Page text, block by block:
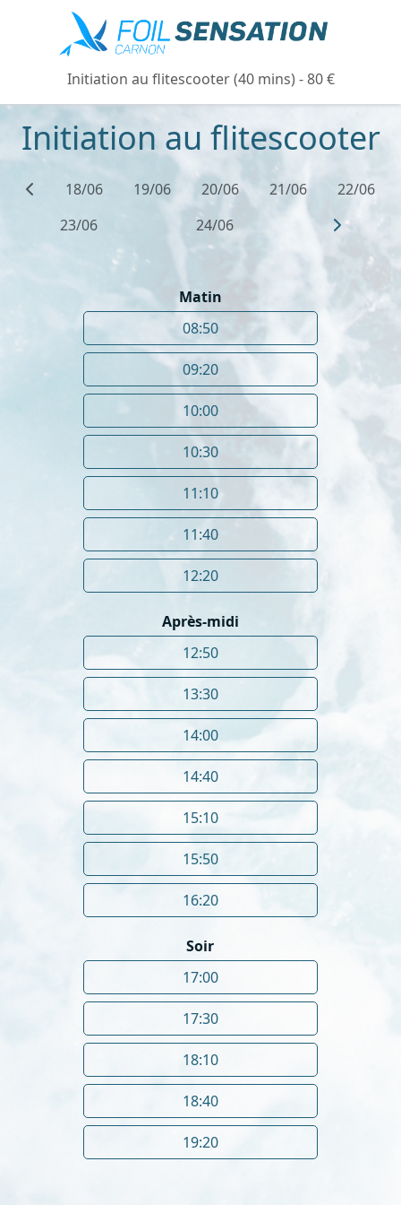
Initiation au flitescooter (40 mins) - 80 €
Initiation au flitescooter
18/06 19/06 20/06 21/06
22/06
23/06
24/06
Matin
08:50
09:20
10:00
10:30
11:10
11:40
12:20
Après-midi
12:50
13:30
14:00
14:40
15:10
15:50
16:20
Soir
17:00
17:30
18:10
18:40
19:20